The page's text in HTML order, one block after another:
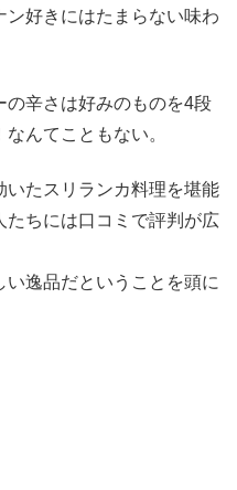
好きにはたまらない味わ
の辛さは好みのものを4段
んてこともない。
いたスリランカ料理を堪能
たちには口コミで評判が広
い逸品だということを頭に